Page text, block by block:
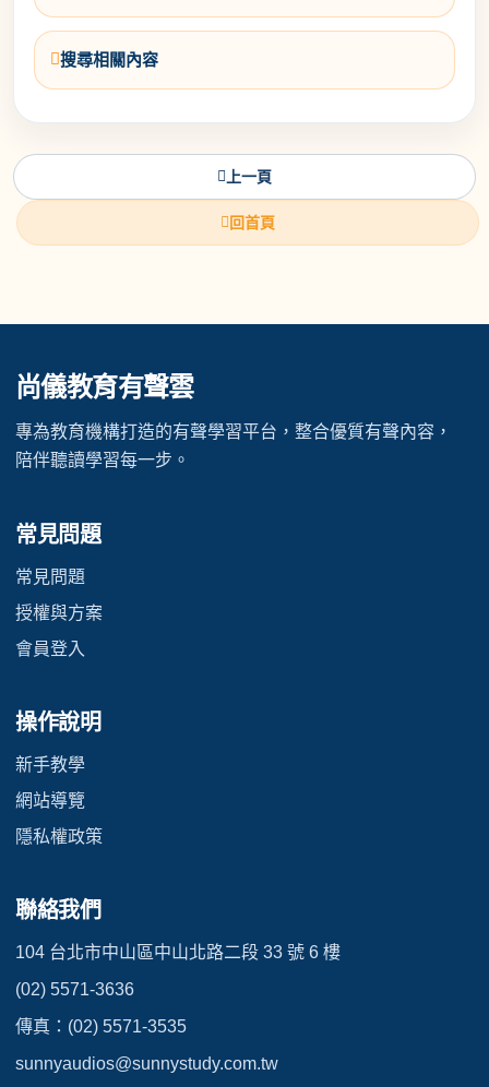
搜尋相關內容
上一頁
回首頁
尚儀教育有聲雲
專為教育機構打造的有聲學習平台，整合優質有聲內容，
陪伴聽讀學習每一步。
常見問題
常見問題
授權與方案
會員登入
操作說明
新手教學
網站導覽
隱私權政策
聯絡我們
104 台北市中山區中山北路二段 33 號 6 樓
(02) 5571-3636
傳真：(02) 5571-3535
sunnyaudios@sunnystudy.com.tw